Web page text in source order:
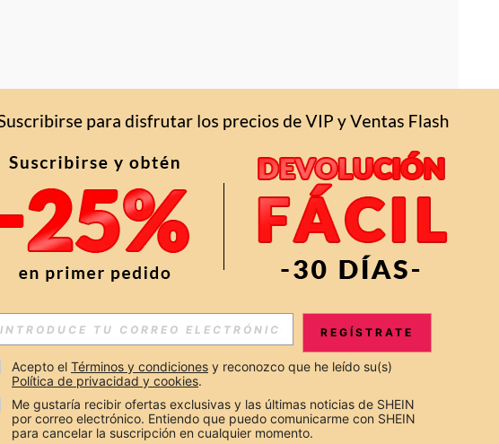
nuevo.
APP
RECIBIR OFERTAS EXCLUSIVAS, PROMOCIONES Y NOTICIAS DE SHEIN
REGÍSTRATE
Acepto el Términos y condiciones y reconozco que he leído su(s)
Política de privacidad y cookies.
Me gustaría recibir ofertas exclusivas y las últimas noticias de SHEIN
por correo electrónico. Entiendo que puedo comunicarme con SHEIN
para cancelar la suscripción en cualquier momento.